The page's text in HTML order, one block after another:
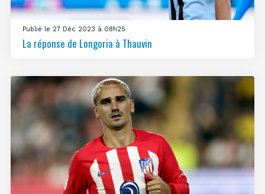
Publié le 27 Déc 2023 à 08h25
La réponse de Longoria à Thauvin